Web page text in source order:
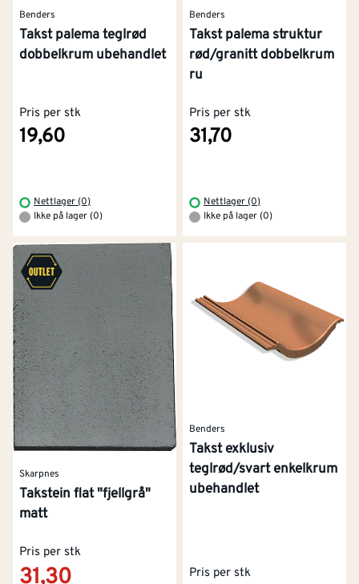
Benders
Takst palema teglrød
dobbelkrum ubehandlet
Pris per stk
19,60
Nettlager (0)
Ikke på lager (0)
Benders
Takst palema struktur
rød/granitt dobbelkrum
ru
Pris per stk
31,70
Nettlager (0)
Ikke på lager (0)
Skarpnes
Takstein flat "fjellgrå"
matt
Pris per stk
31,30
Benders
Takst exklusiv
teglrød/svart enkelkrum
ubehandlet
Pris per stk